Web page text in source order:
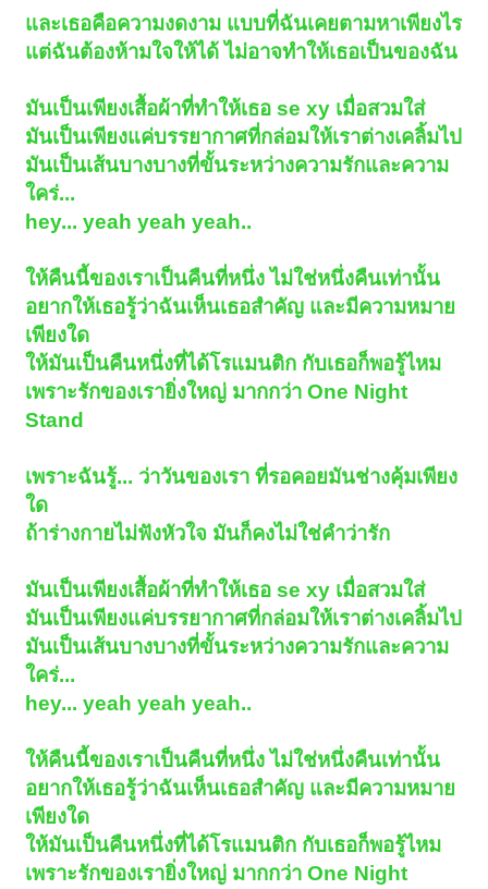
และเธอคือความงดงาม แบบที่ฉันเคยตามหาเพียงไร
แต่ฉันต้องห้ามใจให้ได้ ไม่อาจทำให้เธอเป็นของฉัน
มันเป็นเพียงเสื้อผ้าที่ทำให้เธอ se xy เมื่อสวมใส่
มันเป็นเพียงแค่บรรยากาศที่กล่อมให้เราต่างเคลิ้มไป
มันเป็นเส้นบางบางที่ขั้นระหว่างความรักและความ
ใคร่...
hey... yeah yeah yeah..
ให้คืนนี้ของเราเป็นคืนที่หนึ่ง ไม่ใช่หนึ่งคืนเท่านั้น
อยากให้เธอรู้ว่าฉันเห็นเธอสำคัญ และมีความหมาย
เพียงใด
ให้มันเป็นคืนหนึ่งที่ได้โรแมนติก กับเธอก็พอรู้ไหม
เพราะรักของเรายิ่งใหญ่ มากกว่า One Night
Stand
เพราะฉันรู้... ว่าวันของเรา ที่รอคอยมันช่างคุ้มเพียง
ใด
ถ้าร่างกายไม่ฟังหัวใจ มันก็คงไม่ใช่คำว่ารัก
มันเป็นเพียงเสื้อผ้าที่ทำให้เธอ se xy เมื่อสวมใส่
มันเป็นเพียงแค่บรรยากาศที่กล่อมให้เราต่างเคลิ้มไป
มันเป็นเส้นบางบางที่ขั้นระหว่างความรักและความ
ใคร่...
hey... yeah yeah yeah..
ให้คืนนี้ของเราเป็นคืนที่หนึ่ง ไม่ใช่หนึ่งคืนเท่านั้น
อยากให้เธอรู้ว่าฉันเห็นเธอสำคัญ และมีความหมาย
เพียงใด
ให้มันเป็นคืนหนึ่งที่ได้โรแมนติก กับเธอก็พอรู้ไหม
เพราะรักของเรายิ่งใหญ่ มากกว่า One Night